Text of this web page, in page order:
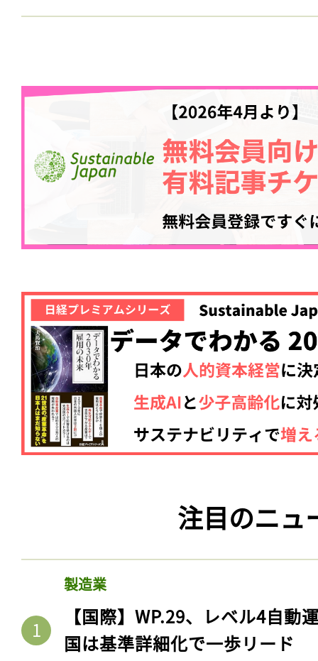
注目のニュ
製造業
【国際】WP.29、レベル4自動
国は基準詳細化で一歩リード
ログインが必
ログイン